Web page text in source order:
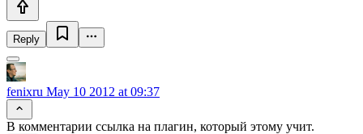
Reply
fenixru May 10 2012 at 09:37
В комментарии ссылка на плагин, который этому учит.